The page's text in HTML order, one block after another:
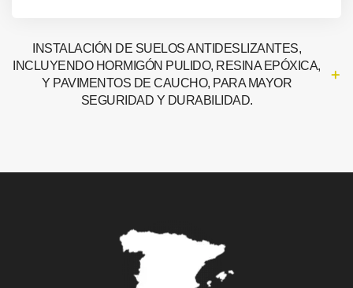
INSTALACIÓN DE SUELOS ANTIDESLIZANTES,
INCLUYENDO HORMIGÓN PULIDO, RESINA EPÓXICA,
Y PAVIMENTOS DE CAUCHO, PARA MAYOR
SEGURIDAD Y DURABILIDAD.